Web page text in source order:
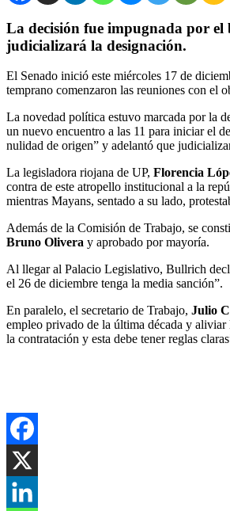
La decisión fue impugnada por el
judicializará la designación.
El Senado inició este miércoles 17 de
temprano comenzaron las reuniones con el
La novedad política estuvo marcada por la
un nuevo encuentro a las 11 para iniciar el
nulidad de origen” y adelantó que
La legisladora riojana de UP, Florencia
contra de este atropello institucional a la
mientras Mayans, sentado a su lado,
Además de la Comisión de Trabajo, se
Bruno Olivera y aprobado por mayoría.
Al llegar al Palacio Legislativo, Bullrich
el 26 de diciembre tenga la media sanción”.
En paralelo, el secretario de Trabajo, Julio
empleo privado de la última década y
la contratación y esta debe tener reglas